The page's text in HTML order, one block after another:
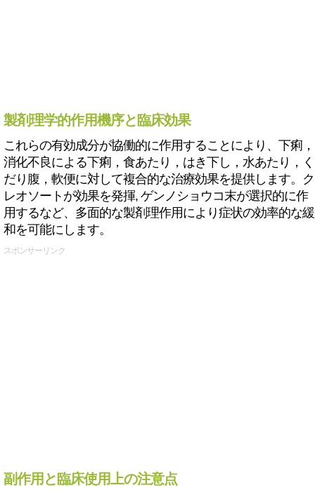
製剤理学的作用機序と臨床効果
これらの有効成分が協働的に作用することにより、下痢，
消化不良による下痢，食あたり，はき下し，水あたり，く
だり腹，軟便に対して複合的な治療効果を提供します。ク
レオソートが効果を発揮, ゲンノショウコ末が選択的に作
用するなど、多面的な製剤理作用により症状の効率的な緩
和を可能にします。
スポンサーリンク
副作用と臨床使用上の注意点